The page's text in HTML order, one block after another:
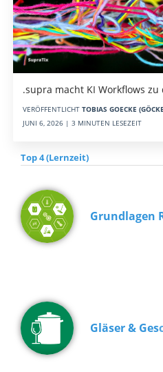
.supra macht KI Workflows
VERÖFFENTLICHT TOBIAS GOECKE
JUNI 6, 2026 | 3 MINUTEN LESEZEIT
Top 4 (Lernzeit)
Grundlagen
Gläser &